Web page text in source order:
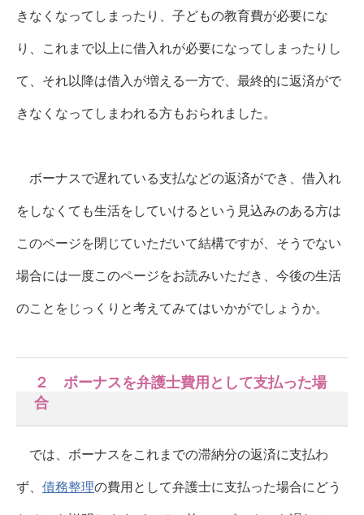
きなくなってしまったり、子どもの教育費が必要にな
り、これまで以上に借入れが必要になってしまったりし
て、それ以降は借入が増える一方で、最終的に返済がで
きなくなってしまわれる方もおられました。
ボーナスで遅れている支払などの返済ができ、借入れ
をしなくても生活をしていけるという見込みのある方は
このページを閉じていただいて結構ですが、そうでない
場合には一度このページをお読みいただき、今後の生活
のことをじっくりと考えてみてはいかがでしょうか。
２ ボーナスを弁護士費用として支払った場
合
では、ボーナスをこれまでの滞納分の返済に支払わ
ず、 債務整理の費用として弁護士に支払った場合にどう